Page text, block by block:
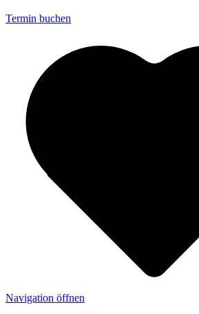
Termin buchen
Navigation öffnen